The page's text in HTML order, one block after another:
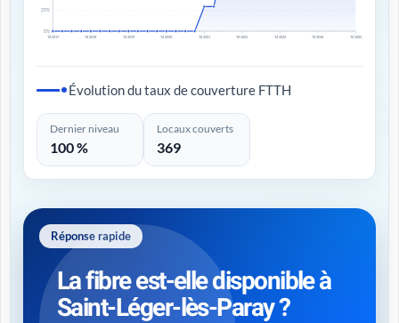
0%
25%
T4 2017 T4 2018 T4 2019 T4 2020 T4 2021 T4 2022 T4 2023 T4 2024 T4 2025
Évolution du taux de couverture FTTH
Dernier niveau
100 %
Locaux couverts
369
Réponse rapide
La fibre est-elle disponible à
Saint-Léger-lès-Paray ?